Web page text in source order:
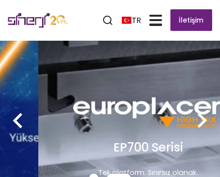
TR İletişim
EP700 Serisi
Tek platform. Sınırsız olanak.